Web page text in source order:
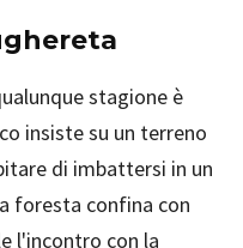
stagione è
insiste su un terreno
di imbattersi in un
foresta confina con
l'incontro con la